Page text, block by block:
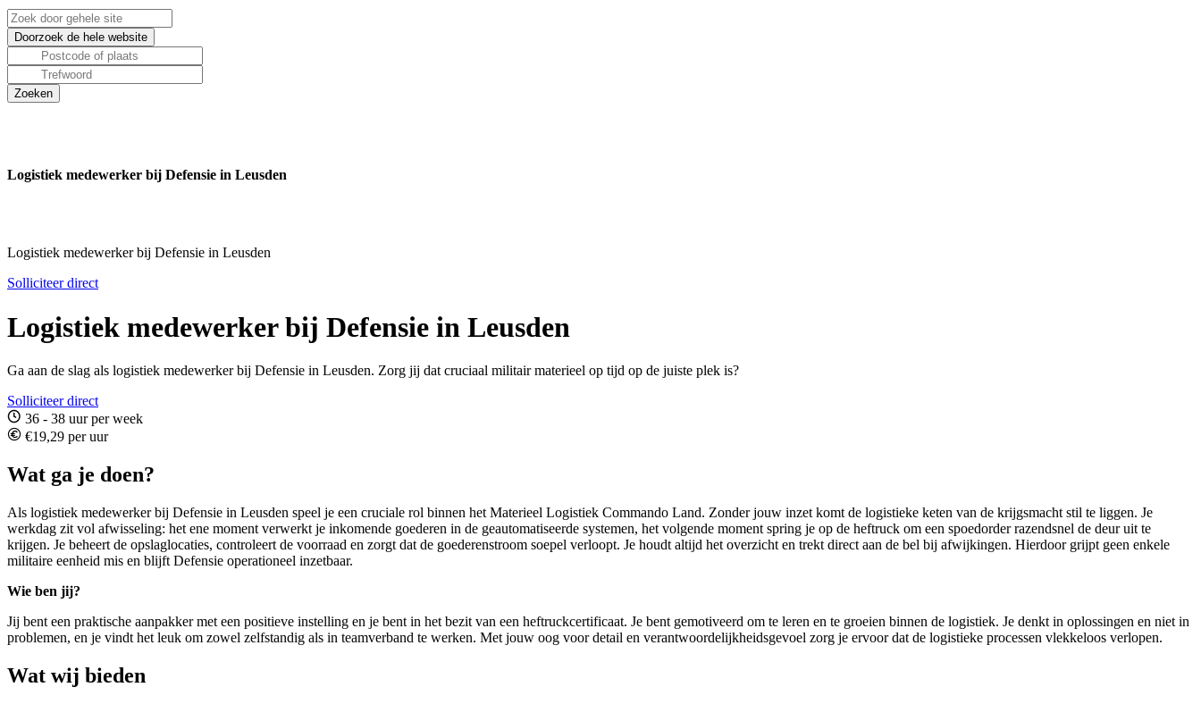
Logistiek medewerker bij Defensie in Leusden
Logistiek medewerker bij Defensie in Leusden
Solliciteer direct
Logistiek medewerker bij Defensie in Leusden
Ga aan de slag als logistiek medewerker bij Defensie in Leusden. Zorg jij dat cruciaal militair materieel op tijd op de juiste plek is?
Solliciteer direct
36 - 38 uur per week
€19,29 per uur
Wat ga je doen?
Als logistiek medewerker bij Defensie in Leusden speel je een cruciale rol binnen het Materieel Logistiek Commando Land. Zonder jouw inzet komt de logistieke keten van de krijgsmacht stil te liggen. Je
werkdag zit vol afwisseling: het ene moment verwerkt je inkomende goederen in de geautomatiseerde systemen, het volgende moment spring je op de heftruck om een spoedorder razendsnel de deur uit te
krijgen. Je beheert de opslaglocaties, controleert de voorraad en zorgt dat de goederenstroom soepel verloopt. Je houdt altijd het overzicht en trekt direct aan de bel bij afwijkingen. Hierdoor grijpt geen enkele
militaire eenheid mis en blijft Defensie operationeel inzetbaar.
Wie ben jij?
Jij bent een praktische aanpakker met een positieve instelling en je bent in het bezit van een heftruckcertificaat. Je bent gemotiveerd om te leren en te groeien binnen de logistiek. Je denkt in oplossingen en niet in
problemen, en je vindt het leuk om zowel zelfstandig als in teamverband te werken. Met jouw oog voor detail en verantwoordelijkheidsgevoel zorg je ervoor dat de logistieke processen vlekkeloos verlopen.
Wat wij bieden